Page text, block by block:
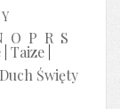
O P R S
Taize
Duch Święty